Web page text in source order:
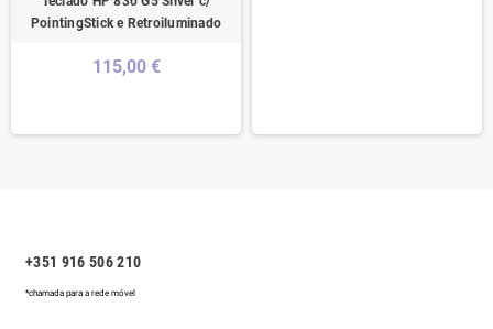
PointingStick e Retroiluminado
115,00 €
+351 916 506 210
*chamada para a rede móvel